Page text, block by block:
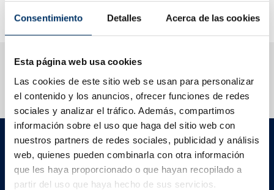
Consentimiento Detalles Acerca de las cookies
Esta página web usa cookies
Las cookies de este sitio web se usan para personalizar
el contenido y los anuncios, ofrecer funciones de redes
sociales y analizar el tráfico. Además, compartimos
información sobre el uso que haga del sitio web con
nuestros partners de redes sociales, publicidad y análisis
web, quienes pueden combinarla con otra información
que les haya proporcionado o que hayan recopilado a
partir del uso que haya hecho de sus servicios.
(HSG) y laparoscopia?
Te ayudamos a resolver tus dudas
Barcelona IVF
Edificio Planetarium
Escoles Pies, 103. 08017 Barcelona, España
+34 934 176 916
| info@bcnivf.com